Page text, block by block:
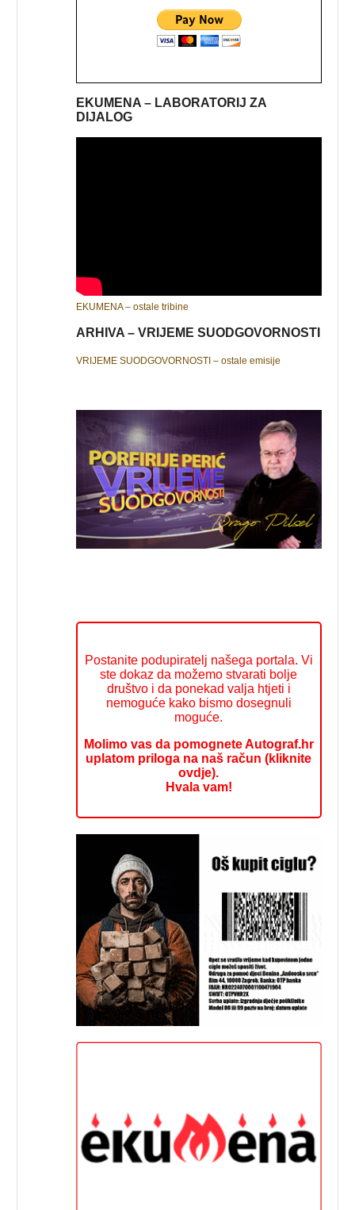
EKUMENA – LABORATORIJ ZA
DIJALOG
EKUMENA – ostale tribine
ARHIVA – VRIJEME SUODGOVORNOSTI
VRIJEME SUODGOVORNOSTI – ostale emisije
Postanite podupiratelj našega portala. Vi
ste dokaz da možemo stvarati bolje
društvo i da ponekad valja htjeti i
nemoguće kako bismo dosegnuli
moguće.
Molimo vas da pomognete Autograf.hr
uplatom priloga na naš račun (kliknite
ovdje).
Hvala vam!